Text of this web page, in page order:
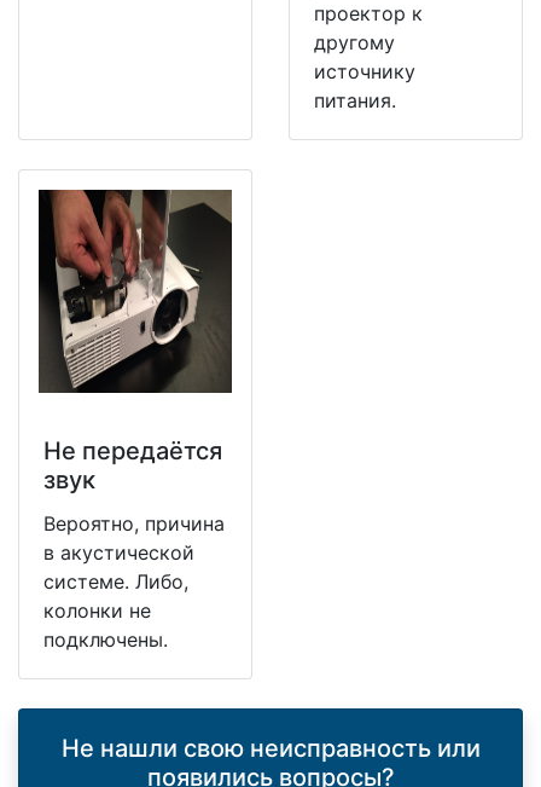
проектор к
другому
источнику
питания.
Не передаётся
звук
Вероятно, причина
в акустической
системе. Либо,
колонки не
подключены.
Не нашли свою неисправность или
появились вопросы?